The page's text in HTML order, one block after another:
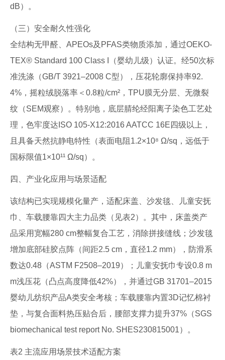
dB）。
（三）安全耐久性强化
全结构无甲醛、APEOs及PFAS类物质添加，通过OEKO-
TEX® Standard 100 Class I（婴幼儿级）认证。经50次标
准洗涤（GB/T 3921–2008 C型），压花轮廓保持率92.
4%，摇粒绒脱落率＜0.8粒/cm²，TPU膜无分层、无微裂
纹（SEM观察）。特别地，底层腈纶经阳离子染色工艺处
理，色牢度达ISO 105-X12:2016 AATCC 16E四级以上，
且具备天然抗静电特性（表面电阻1.2×10⁸ Ω/sq，远低于
国标限值1×10¹¹ Ω/sq）。
四、产业化应用与场景适配
该结构已实现规模化量产，适配床盖、沙发毯、儿童安抚
巾、车载腰靠四大主力品类（见表2）。其中，床盖类产
品采用宽幅280 cm整幅复合工艺，消除拼接缝线；沙发毯
增加底部硅胶点阵（间距2.5 cm，直径1.2 mm），防滑系
数达0.48（ASTM F2508–2019）；儿童安抚巾专设0.8 m
m浅压花（凸点高度降低42%），并通过GB 31701–2015
婴幼儿纺织产品A类安全考核；车载腰靠内置3D记忆棉衬
垫，与复合面料热压贴合后，腰部支撑力提升37%（SGS
biomechanical test report No. SHES230815001）。
表2 主流应用场景技术适配方案